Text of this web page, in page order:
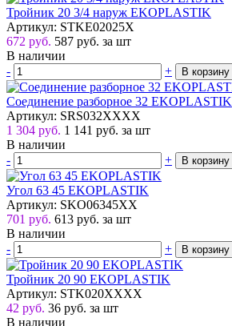
Тройник 20 3/4 наруж EKOPLASTIK
Артикул: STKE02025X
672 руб. 587 руб. за шт
В наличии
-
+ В корзину
Соединение разборное 32 EKOPLASTIK
Артикул: SRS032XXXX
1 304 руб. 1 141 руб. за шт
В наличии
-
+ В корзину
Угол 63 45 EKOPLASTIK
Артикул: SKO06345XX
701 руб. 613 руб. за шт
В наличии
-
+ В корзину
Тройник 20 90 EKOPLASTIK
Артикул: STK020XXXX
42 руб. 36 руб. за шт
В наличии